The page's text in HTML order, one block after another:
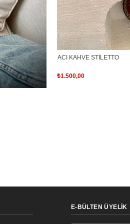
ACI KAHVE STİLETTO
₺1.500,00
E-BÜLTEN ÜYELİK